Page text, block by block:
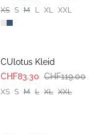
XS S M L XL XXL
CUlotus Kleid
CHF83.30 CHF119.00
XS S M L XL XXL